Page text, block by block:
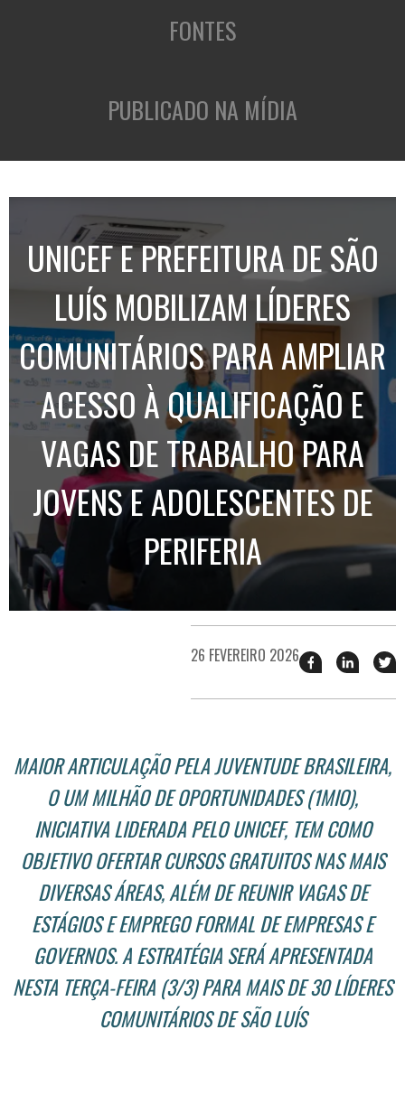
FONTES
PUBLICADO NA MÍDIA
UNICEF E PREFEITURA DE SÃO
LUÍS MOBILIZAM LÍDERES
COMUNITÁRIOS PARA AMPLIAR
ACESSO À QUALIFICAÇÃO E
VAGAS DE TRABALHO PARA
JOVENS E ADOLESCENTES DE
PERIFERIA
26 FEVEREIRO 2026 Compartilhar
esse
no
esse
no
MAIOR ARTICULAÇÃO PELA JUVENTUDE BRASILEIRA,
O UM MILHÃO DE OPORTUNIDADES (1MIO),
INICIATIVA LIDERADA PELO UNICEF, TEM COMO
OBJETIVO OFERTAR CURSOS GRATUITOS NAS MAIS
DIVERSAS ÁREAS, ALÉM DE REUNIR VAGAS DE
ESTÁGIOS E EMPREGO FORMAL DE EMPRESAS E
GOVERNOS. A ESTRATÉGIA SERÁ APRESENTADA
NESTA TERÇA-FEIRA (3/3) PARA MAIS DE 30 LÍDERES
COMUNITÁRIOS DE SÃO LUÍS